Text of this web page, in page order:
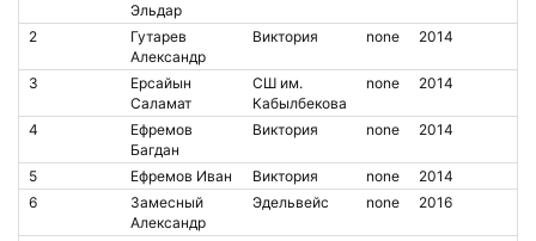
Эльдар
2
Гутарев
Александр
Виктория none 2014
3
Ерсайын
Саламат
СШ им.
Кабылбекова
none 2014
4
Ефремов
Багдан
Виктория none 2014
5 Ефремов Иван Виктория none
2014
6
Замесный
Александр
Эдельвейс none 2016